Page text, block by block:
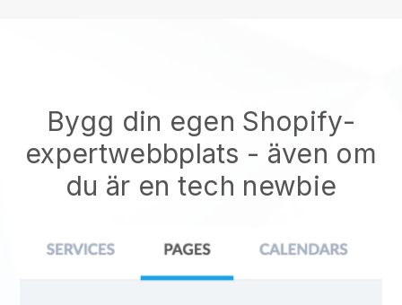
Bygg din egen Shopify-
expertwebbplats - även om
du är en tech newbie